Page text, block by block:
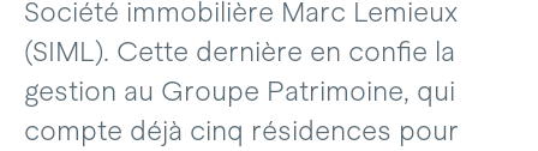
Société immobilière Marc Lemieux
(SIML). Cette dernière en confie la
gestion au Groupe Patrimoine, qui
compte déjà cinq résidences pour